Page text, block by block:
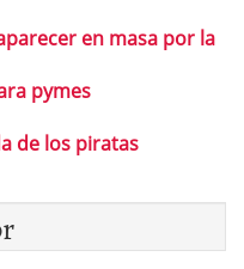
en masa por la
pymes
de los piratas